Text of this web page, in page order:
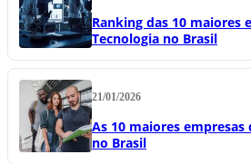
Ranking das 10 maiores
Tecnologia no Brasil
21/01/2026
As 10 maiores empresas
no Brasil